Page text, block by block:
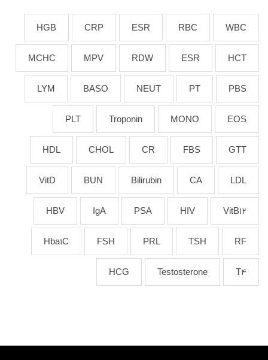
WBC
RBC
ESR
CRP
HGB
HCT
ESR
RDW
MPV
MCHC
PBS
PT
NEUT
BASO
LYM
EOS
MONO
Troponin
PLT
GTT
FBS
CR
CHOL
HDL
LDL
CA
Bilirubin
BUN
VitD
VitB12
HIV
PSA
IgA
HBV
RF
TSH
PRL
FSH
Hba1C
T4
Testosterone
HCG